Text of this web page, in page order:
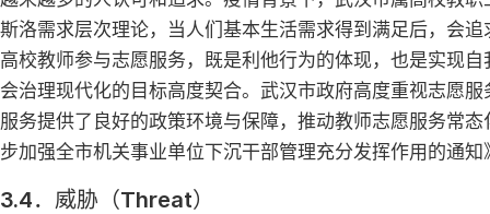
斯洛需求层次理论，当人们基本生活需求得到满足后，会
高校教师参与志愿服务，既是利他行为的体现，也是实现
会治理现代化的目标高度契合。武汉市政府高度重视志愿
服务提供了良好的政策环境与保障，推动教师志愿服务常
步加强全市机关事业单位下沉干部管理充分发挥作用的通
3.4．威胁（Threat）